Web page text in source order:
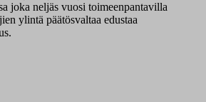
joka neljäs vuosi toimeenpantavilla
ylintä päätösvaltaa edustaa